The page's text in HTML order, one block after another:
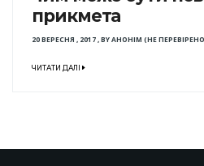
прикмета
20 ВЕРЕСНЯ , 2017,BYАНОНІМ (НЕ
ЧИТАТИ ДАЛІ